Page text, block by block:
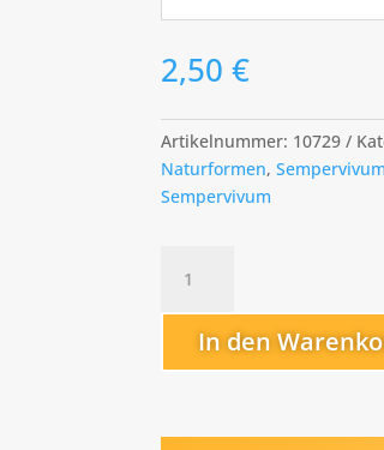
2,50€
Artikelnummer: 10729
Naturformen,Sempervivum
Sempervivum
Menge
In den